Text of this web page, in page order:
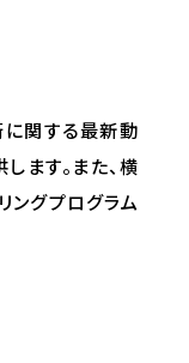
関する最新動
ます。また、横
ングプログラム